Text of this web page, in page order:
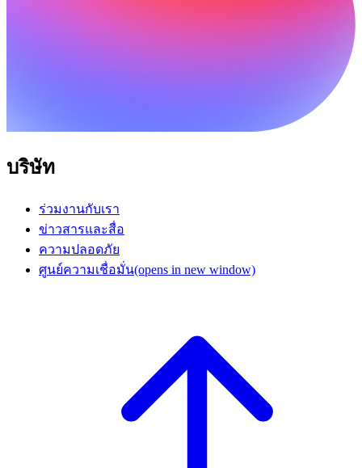
บริษัท
ร่วมงานกับเรา
ข่าวสารและสื่อ
ความปลอดภัย
ศูนย์ความเชื่อมั่น(opens in new window)